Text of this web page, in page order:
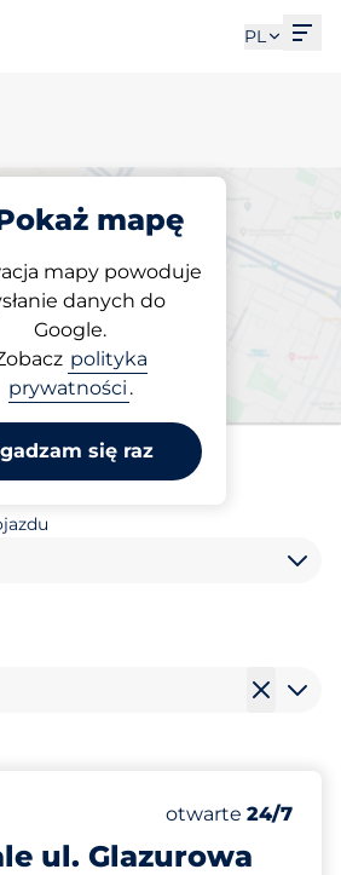
PL
mapę
mapy powoduje
danych do
Google.
polityka
prywatności .
się raz
Parkuj
w Kowale
ul. Glazurowa
Liczba miejsc
Całkowita
Poniedziałek
otwarte 24/7